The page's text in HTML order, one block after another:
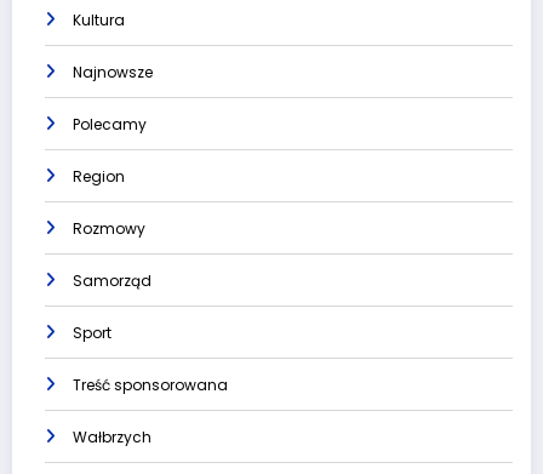
Kultura
Najnowsze
Polecamy
Region
Rozmowy
Samorząd
Sport
Treść sponsorowana
Wałbrzych